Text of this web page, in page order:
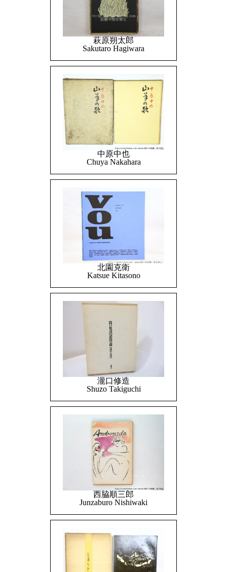
萩原朔太郎
Sakutaro Hagiwara
中原中也
Chuya Nakahara
北園克衛
Katsue Kitasono
瀧口修造
Shuzo Takiguchi
西脇順三郎
Junzaburo Nishiwaki